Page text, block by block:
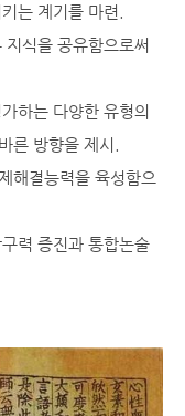
는 계기를 마련.
식을 공유함으로써
하는 다양한 유형의
른 방향을 제시.
해결능력을 육성함으
력 증진과 통합논술